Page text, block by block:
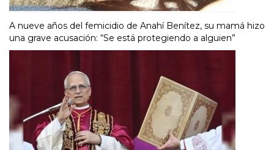
A nueve años del femicidio de Anahí Benítez, su mamá hizo
una grave acusación: “Se está protegiendo a alguien”